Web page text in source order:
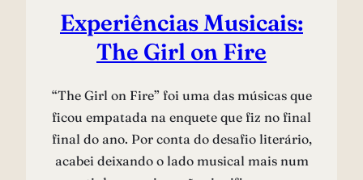
Experiências Musicais:
The Girl on Fire
“The Girl on Fire” foi uma das músicas que
ficou empatada na enquete que fiz no final
final do ano. Por conta do desafio literário,
acabei deixando o lado musical mais num